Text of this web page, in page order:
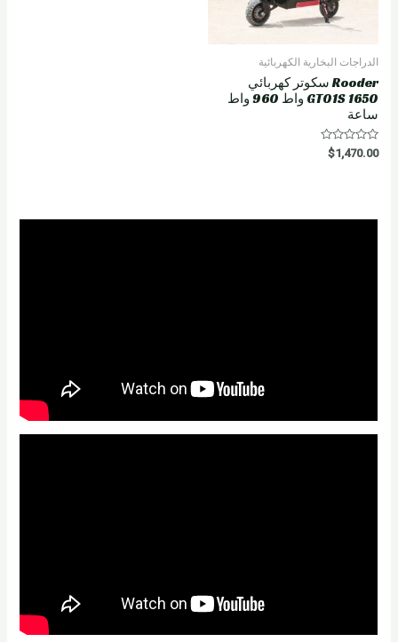
الدراجات البخارية الكهربائية
Rooder سكوتر كهربائي
GT01S 1650 واط 960 واط
ساعة
R
a
$1,470.00